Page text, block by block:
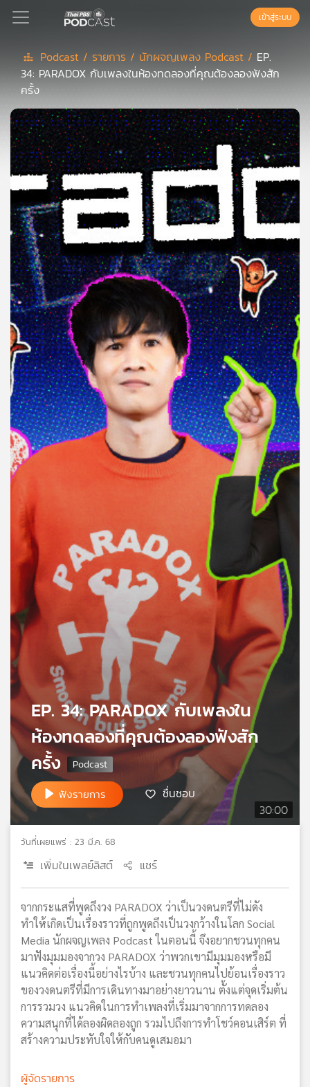
Podcast
เพล
ย์
ลิ
สต์
แนะนำ
เพล
ย์
ลิ
สต์
ของ
คุณ
เพลง
บทความ
ข่าว
กิจกรรม
เกี่ยว
กับ
เครือ
ข่าย
วิทยุ
ไทย
พี
บี
เอส
แผนที่
วิทยุ
เครือ
ข่าย
เข้าสู่ระบบ
Podcast / รายการ / นักผจญเพลง Podcast / EP.
34: PARADOX กับเพลงในห้องทดลองที่คุณต้องลองฟังสัก
ครั้ง
30:00
EP. 34: PARADOX กับเพลงใน
ห้องทดลองที่คุณต้องลองฟังสัก
ครั้ง
ฟังรายการ ชื่นชอบ
วันที่เผยแพร่ : 23 มี.ค. 68
เพิ่มในเพลย์ลิสต์ แชร์
จากกระแสที่พูดถึงวง PARADOX ว่าเป็นวงดนตรีที่ไม่ดัง
ทำให้เกิดเป็นเรื่องราวที่ถูกพูดถึงเป็นวงกว้างในโลก Social
Media นักผจญเพลง Podcast ในตอนนี้ จึงอยากชวนทุกคน
มาฟังมุมมองจากวง PARADOX ว่าพวกเขามีมุมมองหรือมี
แนวคิดต่อเรื่องนี้อย่างไรบ้าง และชวนทุกคนไปย้อนเรื่องราว
ของวงดนตรีที่มีการเดินทางมาอย่างยาวนาน ตั้งแต่จุดเริ่มต้น
การรวมวง แนวคิดในการทำเพลงที่เริ่มมาจากการทดลอง
ความสนุกที่ได้ลองผิดลองถูก รวมไปถึงการทำโชว์คอนเสิร์ต ที่
สร้างความประทับใจให้กับคนดูเสมอมา
ผู้จัดรายการ